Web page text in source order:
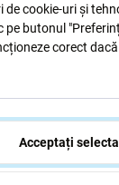
de schimb
de cookie-uri și
pe butonul
corect
Acceptați